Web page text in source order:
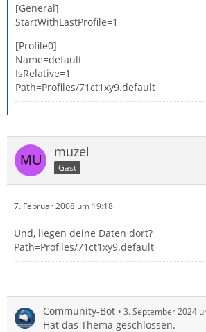
[General]
StartWithLastProfile=1
[Profile0]
Name=default
IsRelative=1
Path=Profiles/71ct1xy9.default
muzel
Gast
7. Februar 2008 um 19:18
Und, liegen deine Daten dort?
Path=Profiles/71ct1xy9.default
Community-Bot 3. September 2024
Hat das Thema geschlossen.